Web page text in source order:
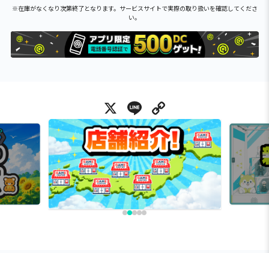
※在庫がなくなり次第終了となります。サービスサイトで実際の取り扱いを確認してくださ
い。
X Line